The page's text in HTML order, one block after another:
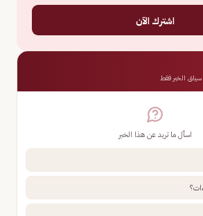
اشترك الآن
الخبر فقط
اسأل ما تريد عن هذا الخبر